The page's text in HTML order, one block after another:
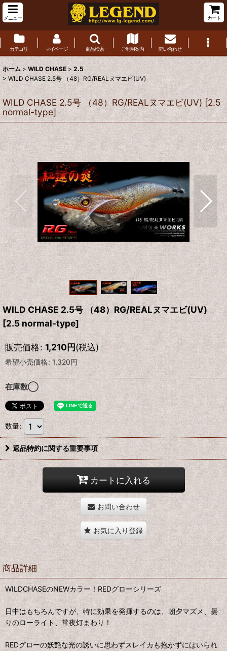
メニュー カート
カテゴリ マイページ 商品検索 ご利用案内 問い合わせ
ホーム > WILD CHASE > 2.5
> WILD CHASE 2.5号 （48）RG/REALヌマエビ(UV)
WILD CHASE 2.5号 （48）RG/REALヌマエビ(UV) [2.5
normal-type]
WILD CHASE 2.5号 （48）RG/REALヌマエビ(UV)
[2.5 normal-type]
販売価格: 1,210円(税込)
希望小売価格: 1,320円
在庫数◯
数量:
返品特約に関する重要事項
カートに入れる
お問い合わせ
お気に入り登録
商品詳細
WILDCHASEのNEWカラー！REDグローシリーズ
日中はもちろんですが、特に効果を発揮するのは、朝夕マズメ、曇
りのローライト、常夜灯まわり！
REDグローの妖艶な光の誘いに思わずスレイカも抱かずにはいられ